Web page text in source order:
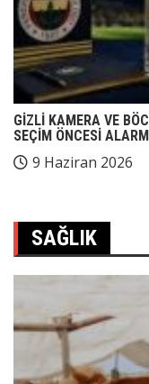
GİZLİ KAMERA VE
SEÇİM ÖNCESİ
9 Haziran 2026
SAĞLIK